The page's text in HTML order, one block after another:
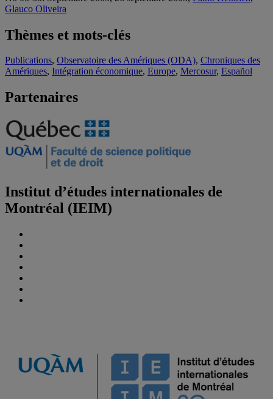
Glauco Oliveira
Thèmes et mots-clés
Publications, Observatoire des Amériques (ODA), Chroniques des
Amériques, Intégration économique, Europe, Mercosur, Español
Partenaires
Institut d’études internationales de
Montréal (IEIM)